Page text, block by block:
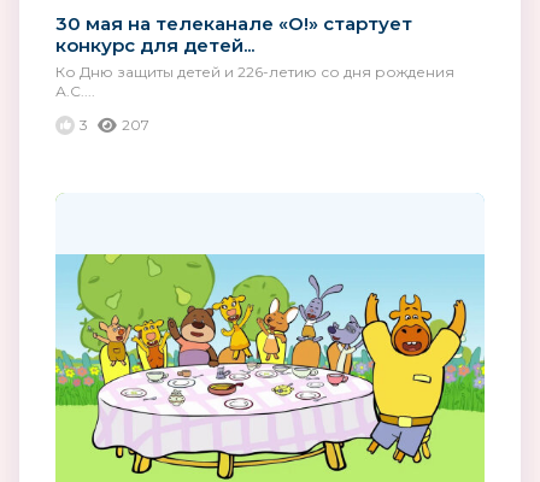
30 мая на телеканале «О!» стартует
конкурс для детей...
Ко Дню защиты детей и 226-летию со дня рождения
А.С....
3
207